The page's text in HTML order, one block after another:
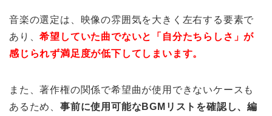
音楽の選定は、映像の雰囲気を大きく左右する要素で
あり、希望していた曲でないと「自分たちらしさ」が
感じられず満足度が低下してしまいます。
また、著作権の関係で希望曲が使用できないケースも
あるため、 事前に使用可能なBGMリストを確認し、編